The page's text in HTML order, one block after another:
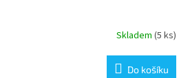
Skladem (5 ks)
Do košíku